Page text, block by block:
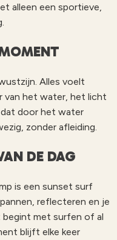
alleen een sportieve,
Alles voelt
van het water, het licht
dat door het water
zonder afleiding.
DE DAG
is een sunset surf
reflecteren en je
met surfen of al
blijft elke keer